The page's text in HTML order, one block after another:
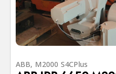
ABB, M2000 S4CPlus